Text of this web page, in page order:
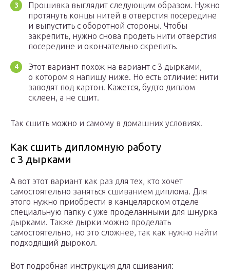
Прошивка выглядит следующим образом. Нужно
протянуть концы нитей в отверстия посередине
и выпустить с оборотной стороны. Чтобы
закрепить, нужно снова продеть нити отверстия
посередине и окончательно скрепить.
Этот вариант похож на вариант с 3 дырками,
о котором я напишу ниже. Но есть отличие: нити
заводят под картон. Кажется, будто диплом
склеен, а не сшит.
Так сшить можно и самому в домашних условиях.
Как сшить дипломную работу
с 3 дырками
А вот этот вариант как раз для тех, кто хочет
самостоятельно заняться сшиванием диплома. Для
этого нужно приобрести в канцелярском отделе
специальную папку с уже проделанными для шнурка
дырками. Также дырки можно проделать
самостоятельно, но это сложнее, так как нужно найти
подходящий дырокол.
Вот подробная инструкция для сшивания: